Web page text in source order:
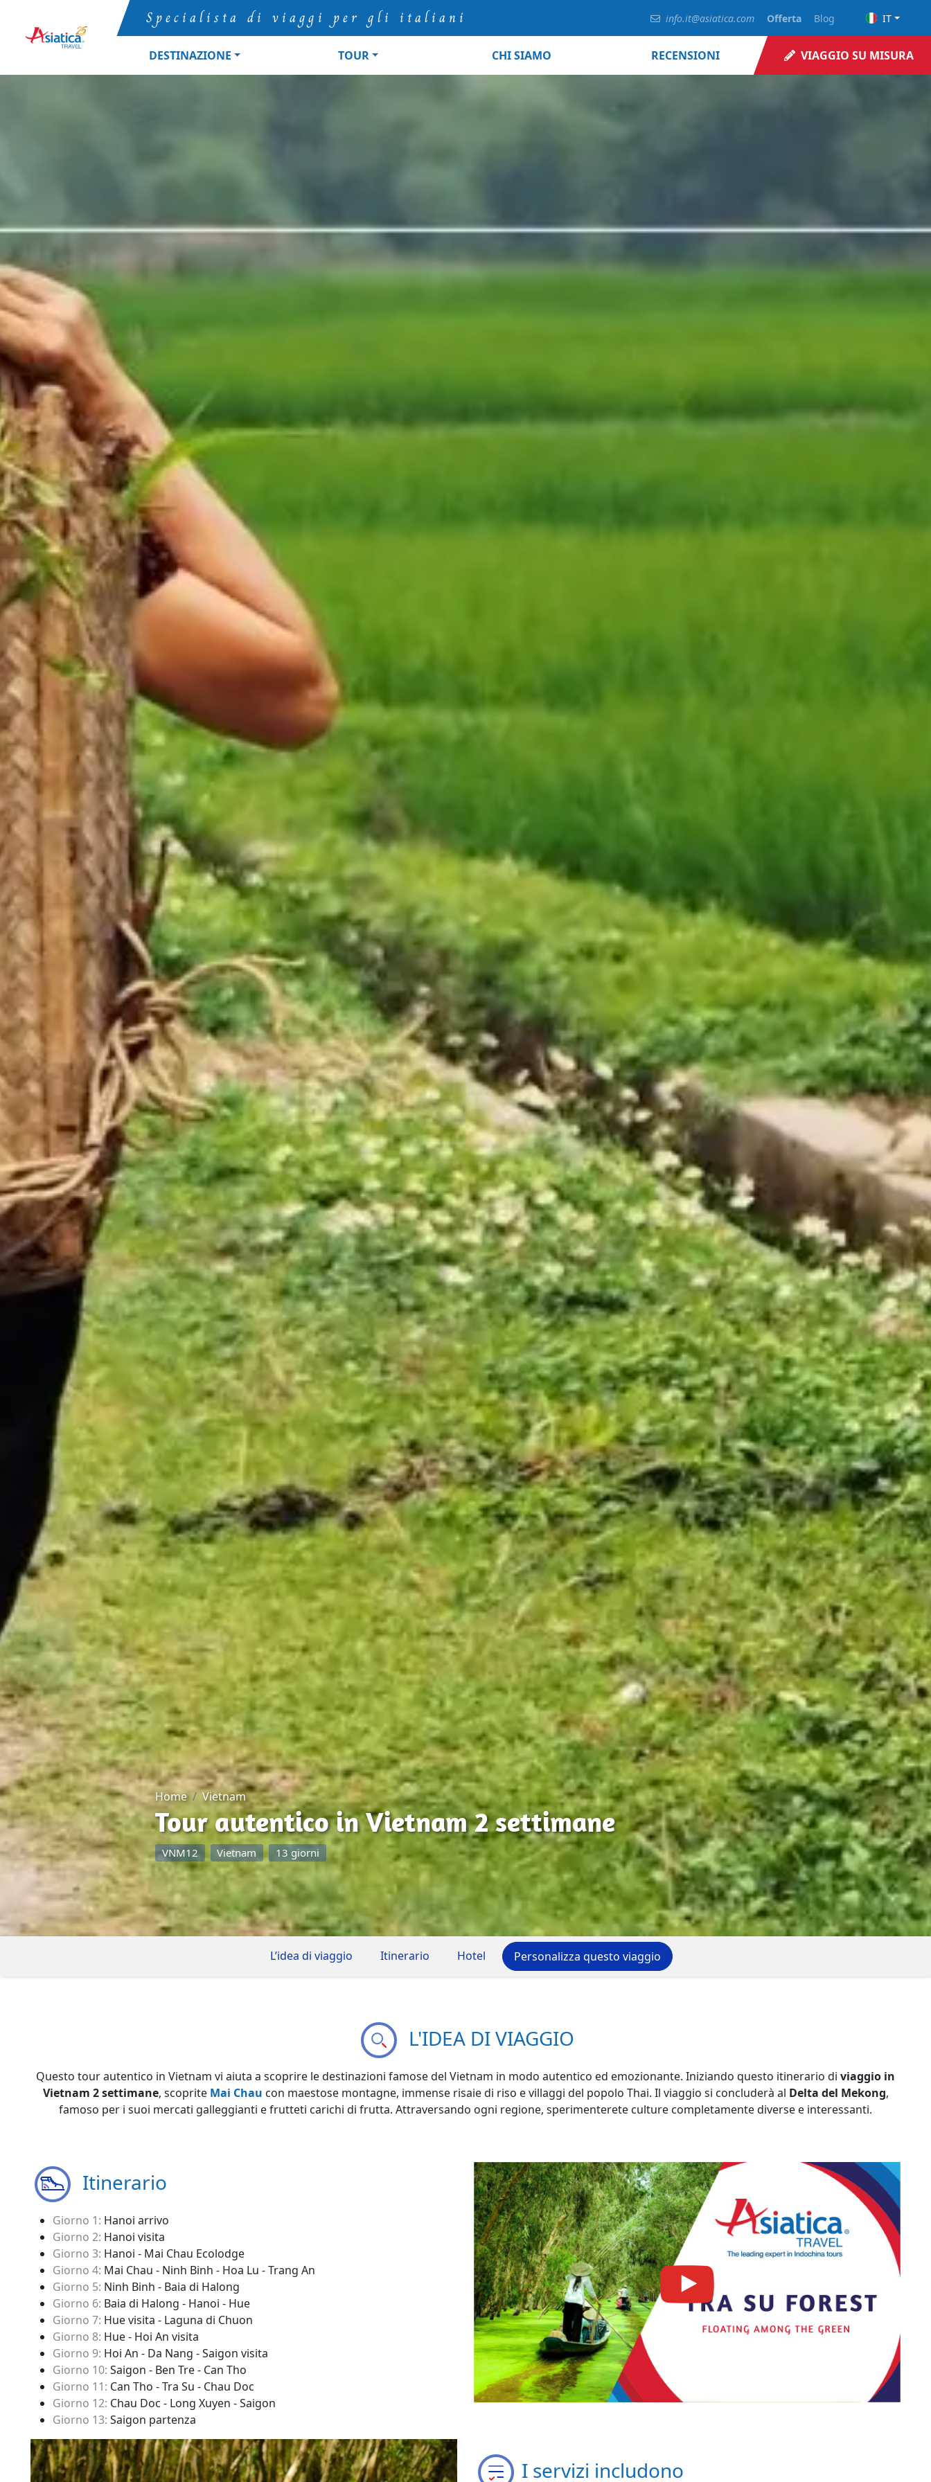
Specialista di viaggi per gli italiani info.it@asiatica.com Offerta Blog IT
DESTINAZIONE TOUR CHI SIAMO RECENSIONI VIAGGIO SU MISURA
Home Vietnam
Tour autentico in Vietnam 2 settimane
VNM12 Vietnam 13 giorni
L’idea di viaggio Itinerario Hotel Personalizza questo viaggio
L'IDEA DI VIAGGIO
Questo tour autentico in Vietnam vi aiuta a scoprire le destinazioni famose del Vietnam in modo autentico ed emozionante. Iniziando questo itinerario di viaggio in
Vietnam 2 settimane, scoprite Mai Chau con maestose montagne, immense risaie di riso e villaggi del popolo Thai. Il viaggio si concluderà al Delta del Mekong,
famoso per i suoi mercati galleggianti e frutteti carichi di frutta. Attraversando ogni regione, sperimenterete culture completamente diverse e interessanti.
Itinerario
Giorno 1: Hanoi arrivo
Giorno 2: Hanoi visita
Giorno 3: Hanoi - Mai Chau Ecolodge
Giorno 4: Mai Chau - Ninh Binh - Hoa Lu - Trang An
Giorno 5: Ninh Binh - Baia di Halong
Giorno 6: Baia di Halong - Hanoi - Hue
Giorno 7: Hue visita - Laguna di Chuon
Giorno 8: Hue - Hoi An visita
Giorno 9: Hoi An - Da Nang - Saigon visita
Giorno 10: Saigon - Ben Tre - Can Tho
Giorno 11: Can Tho - Tra Su - Chau Doc
Giorno 12: Chau Doc - Long Xuyen - Saigon
Giorno 13: Saigon partenza
I servizi includono